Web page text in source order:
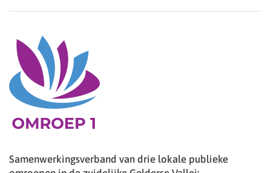
Samenwerkingsverband van drie lokale publieke